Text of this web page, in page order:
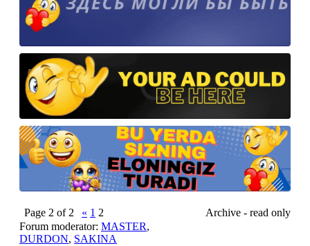
Page 2 of 2 « 1 2
Archive - read only
Forum moderator: MASTER,
DURDON, SAKINA